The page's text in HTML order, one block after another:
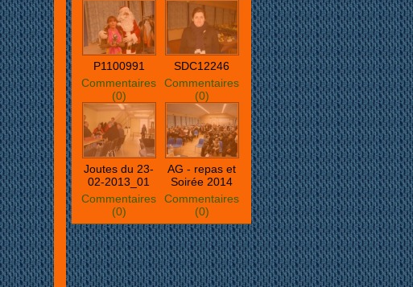
P1100991
Commentaires
(0)
SDC12246
Commentaires
(0)
Joutes du 23-
02-2013_01
Commentaires
(0)
AG - repas et
Soirée 2014
Commentaires
(0)